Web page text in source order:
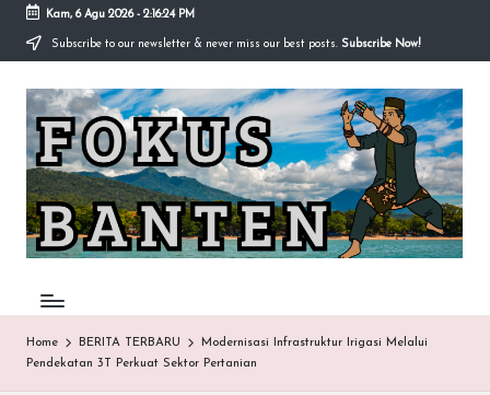
Skip
content
Kam, 6 Agu 2026- 2:16:25 PM
Subscribe to our newsletter & never miss our best posts. Subscribe Now!
F
O
K
U
S-
B
A
N
Home BERITA TERBARU
Modernisasi Infrastruktur Irigasi Melalui
Pendekatan 3T Perkuat Sektor Pertanian